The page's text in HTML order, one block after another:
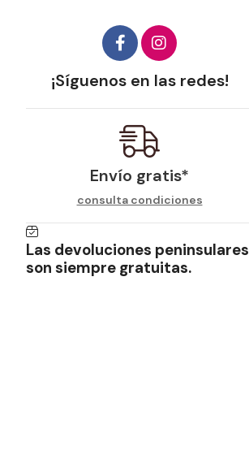
¡Síguenos en las redes!
Envío gratis*
consulta condiciones
Las devoluciones peninsulares
son siempre gratuitas.